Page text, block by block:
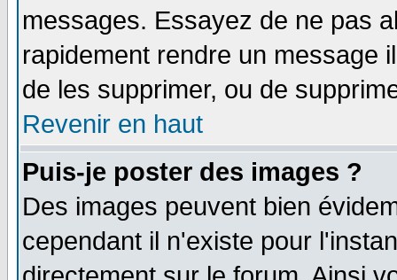
messages. Essayez de ne pas
rapidement rendre un message
de les supprimer, ou de
Revenir en haut
Puis-je poster des images ?
Des images peuvent bien
cependant il n'existe pour